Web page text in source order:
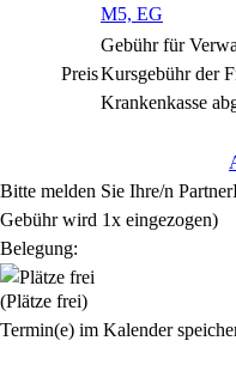
M5, EG
Preis
Gebühr für
Kursgebühr der
Krankenkasse
Bitte melden Sie Ihre/n
Gebühr wird 1x eingezogen)
Belegung:
(Plätze frei)
Termin(e) im Kalender